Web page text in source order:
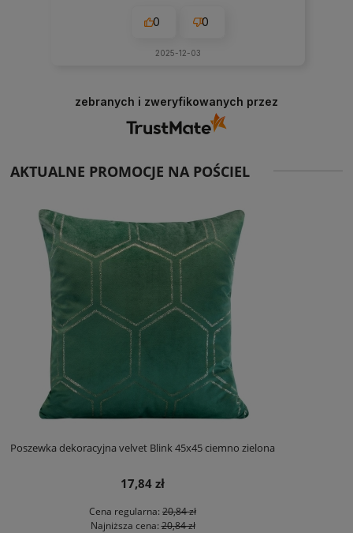
0 0
2025-12-03
zebranych i zweryfikowanych przez
AKTUALNE PROMOCJE NA POŚCIEL
Poszewka dekoracyjna velvet Blink 45x45 ciemno zielona
17,84 zł
Cena regularna: 20,84 zł
Najniższa cena:20,84 zł